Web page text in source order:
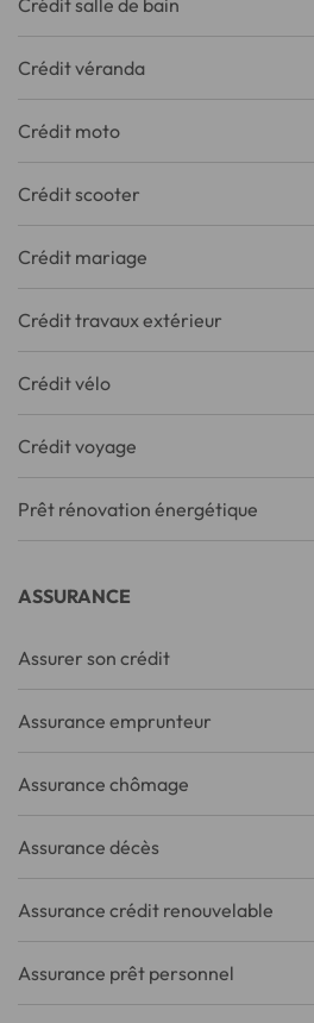
Crédit salle de bain
Crédit véranda
Crédit moto
Crédit scooter
Crédit mariage
Crédit travaux extérieur
Crédit vélo
Crédit voyage
Prêt rénovation énergétique
ASSURANCE
Assurer son crédit
Assurance emprunteur
Assurance chômage
Assurance décès
Assurance crédit renouvelable
Assurance prêt personnel